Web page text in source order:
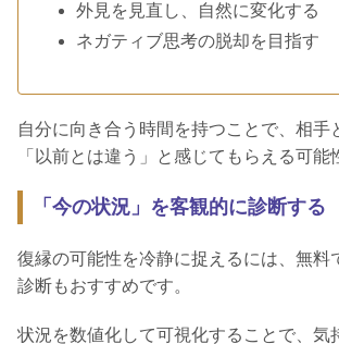
外見を見直し、自然に変化する
ネガティブ思考の脱却を目指す
自分に向き合う時間を持つことで、相手
「以前とは違う」と感じてもらえる可能
「今の状況」を客観的に診断する
復縁の可能性を冷静に捉えるには、無料
診断もおすすめです。
状況を数値化して可視化することで、気